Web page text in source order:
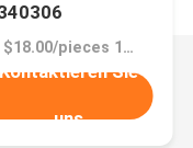
Preis：$18.00/pieces 100-499 pieces
Kontaktieren Sie
uns